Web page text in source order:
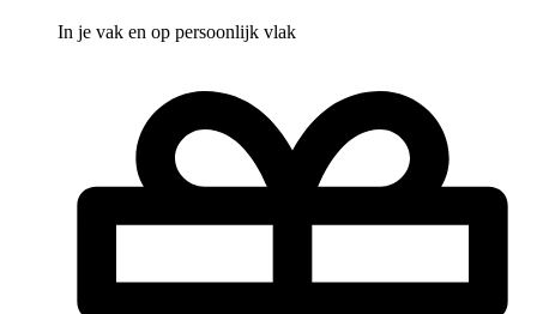
In je vak en op persoonlijk vlak